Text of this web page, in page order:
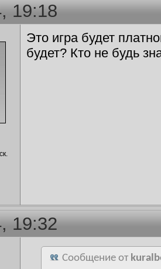
19:18
Это игра будет
будет? Кто не будь
19:32
Сообщение от